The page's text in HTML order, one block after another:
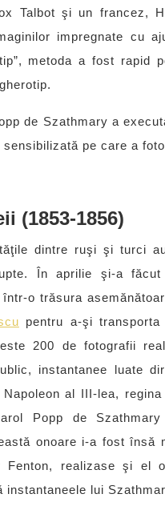
Talbot şi un francez,
impregnate cu
metoda a fost rapid
de Szathmary a
pe care a
(1853-1856)
dintre ruşi şi turci
În aprilie şi-a
o trăsura
pentru a-şi
200 de fotografii
instantanee luate
al III-lea,
Popp de
onoare i-a fost
Fenton, realizase şi el
instantaneele lui